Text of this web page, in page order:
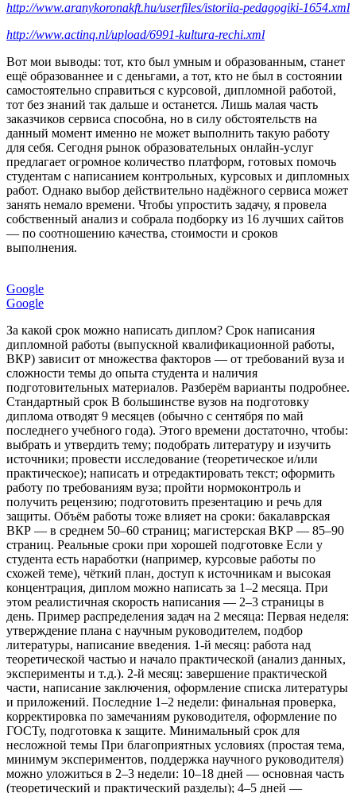
http://www.aranykoronakft.hu/userfiles/istoriia-pedagogiki-1654.xml
http://www.actinq.nl/upload/6991-kultura-rechi.xml
Вот мои выводы: тот, кто был умным и образованным, станет
ещё образованнее и с деньгами, а тот, кто не был в состоянии
самостоятельно справиться с курсовой, дипломной работой,
тот без знаний так дальше и останется. Лишь малая часть
заказчиков сервиса способна, но в силу обстоятельств на
данный момент именно не может выполнить такую работу
для себя. Сегодня рынок образовательных онлайн-услуг
предлагает огромное количество платформ, готовых помочь
студентам с написанием контрольных, курсовых и дипломных
работ. Однако выбор действительно надёжного сервиса может
занять немало времени. Чтобы упростить задачу, я провела
собственный анализ и собрала подборку из 16 лучших сайтов
— по соотношению качества, стоимости и сроков
выполнения.
Google
Google
За какой срок можно написать диплом? Срок написания
дипломной работы (выпускной квалификационной работы,
ВКР) зависит от множества факторов — от требований вуза и
сложности темы до опыта студента и наличия
подготовительных материалов. Разберём варианты подробнее.
Стандартный срок В большинстве вузов на подготовку
диплома отводят 9 месяцев (обычно с сентября по май
последнего учебного года). Этого времени достаточно, чтобы:
выбрать и утвердить тему; подобрать литературу и изучить
источники; провести исследование (теоретическое и/или
практическое); написать и отредактировать текст; оформить
работу по требованиям вуза; пройти нормоконтроль и
получить рецензию; подготовить презентацию и речь для
защиты. Объём работы тоже влияет на сроки: бакалаврская
ВКР — в среднем 50–60 страниц; магистерская ВКР — 85–90
страниц. Реальные сроки при хорошей подготовке Если у
студента есть наработки (например, курсовые работы по
схожей теме), чёткий план, доступ к источникам и высокая
концентрация, диплом можно написать за 1–2 месяца. При
этом реалистичная скорость написания — 2–3 страницы в
день. Пример распределения задач на 2 месяца: Первая неделя:
утверждение плана с научным руководителем, подбор
литературы, написание введения. 1‑й месяц: работа над
теоретической частью и начало практической (анализ данных,
эксперименты и т. д.). 2‑й месяц: завершение практической
части, написание заключения, оформление списка литературы
и приложений. Последние 1–2 недели: финальная проверка,
корректировка по замечаниям руководителя, оформление по
ГОСТу, подготовка к защите. Минимальный срок для
несложной темы При благоприятных условиях (простая тема,
минимум экспериментов, поддержка научного руководителя)
можно уложиться в 2–3 недели: 10–18 дней — основная часть
(теоретический и практический разделы); 4–5 дней —